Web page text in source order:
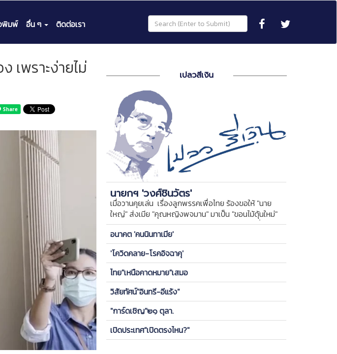
พิมพ์ อื่น ๆ ติดต่อเรา
เพราะง่ายไม่ เปลวสีเงิน
นายกฯ 'วงศ์ชินวัตร'
เมื่อวานคุยเล่น เรื่องลูกพรรคเพื่อไทย ร้องขอให้ "นาย
ใหญ่" ส่งเมีย "คุณหญิงพจมาน" มาเป็น "ขอนไม้ดุ้นใหม่"
ของพรรค ให้ลูกกบ-ลูกเขียดในพรรคได้เกาะ วันนี้ ขอคุย
ซีเครียดซักนิด
อนาคต 'คนนินทาเมีย'
'โควิดคลาย-โรคอิจฉาคุ'
ไทย"เหนือคาดหมาย"เสมอ
วิสัยทัศน์"อินทรี-อีแร้ง"
"การ์ดเชิญ"๒๑ ตุลา.
เปิดประเทศ"เปิดตรงไหน?"